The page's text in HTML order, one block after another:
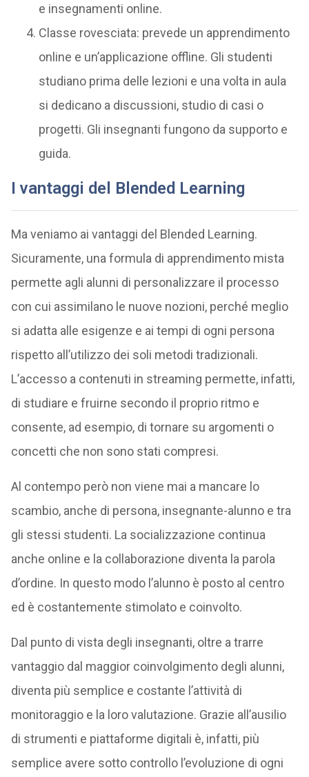
e insegnamenti online.
Classe rovesciata: prevede un apprendimento
online e un’applicazione offline. Gli studenti
studiano prima delle lezioni e una volta in aula
si dedicano a discussioni, studio di casi o
progetti. Gli insegnanti fungono da supporto e
guida.
I vantaggi del Blended Learning
Ma veniamo ai vantaggi del Blended Learning.
Sicuramente, una formula di apprendimento mista
permette agli alunni di personalizzare il processo
con cui assimilano le nuove nozioni, perché meglio
si adatta alle esigenze e ai tempi di ogni persona
rispetto all’utilizzo dei soli metodi tradizionali.
L’accesso a contenuti in streaming permette, infatti,
di studiare e fruirne secondo il proprio ritmo e
consente, ad esempio, di tornare su argomenti o
concetti che non sono stati compresi.
Al contempo però non viene mai a mancare lo
scambio, anche di persona, insegnante-alunno e tra
gli stessi studenti. La socializzazione continua
anche online e la collaborazione diventa la parola
d’ordine. In questo modo l’alunno è posto al centro
ed è costantemente stimolato e coinvolto.
Dal punto di vista degli insegnanti, oltre a trarre
vantaggio dal maggior coinvolgimento degli alunni,
diventa più semplice e costante l’attività di
monitoraggio e la loro valutazione. Grazie all’ausilio
di strumenti e piattaforme digitali è, infatti, più
semplice avere sotto controllo l’evoluzione di ogni